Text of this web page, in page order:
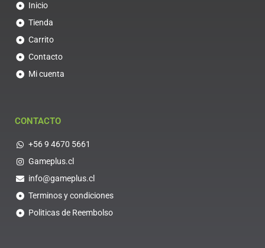
Inicio
Tienda
Carrito
Contacto
Mi cuenta
CONTACTO
+56 9 4670 5661
Gameplus.cl
info@gameplus.cl
Terminos y condiciones
Politicas de Reembolso